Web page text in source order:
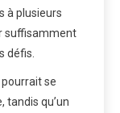
à plusieurs
suffisamment
défis.
se
tandis qu’un